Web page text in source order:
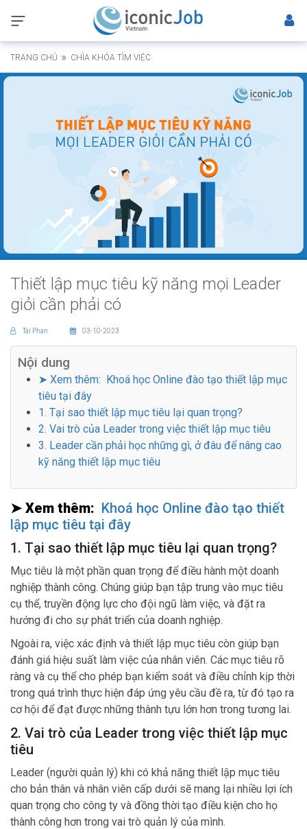
TRANG CHỦ CHÌA KHÓA TÌM VIỆC
Thiết lập mục tiêu kỹ năng mọi Leader
giỏi cần phải có
Tai Phan 03-10-2023
Nội dung
➤ Xem thêm: Khoá học Online đào tạo thiết lập mục
tiêu tại đây
1. Tại sao thiết lập mục tiêu lại quan trọng?
2. Vai trò của Leader trong việc thiết lập mục tiêu
3. Leader cần phải học những gì, ở đâu để nâng cao
kỹ năng thiết lập mục tiêu
➤ Xem thêm: Khoá học Online đào tạo thiết
lập mục tiêu tại đây
1. Tại sao thiết lập mục tiêu lại quan trọng?
Mục tiêu là một phần quan trọng để điều hành một doanh
nghiệp thành công. Chúng giúp bạn tập trung vào mục tiêu
cụ thể, truyền động lực cho đội ngũ làm việc, và đặt ra
hướng đi cho sự phát triển của doanh nghiệp.
Ngoài ra, việc xác định và thiết lập mục tiêu còn giúp bạn
đánh giá hiệu suất làm việc của nhân viên. Các mục tiêu rõ
ràng và cụ thể cho phép bạn kiểm soát và điều chỉnh kịp thời
trong quá trình thực hiện đáp ứng yêu cầu đề ra, từ đó tạo ra
cơ hội để đạt được những thành tựu lớn hơn trong tương lai.
2. Vai trò của Leader trong việc thiết lập mục
tiêu
Leader (người quản lý) khi có khả năng thiết lập mục tiêu
cho bản thân và nhân viên cấp dưới sẽ mang lại nhiều lợi ích
quan trọng cho công ty và đồng thời tạo điều kiện cho họ
thành công hơn trong vai trò quản lý của mình.